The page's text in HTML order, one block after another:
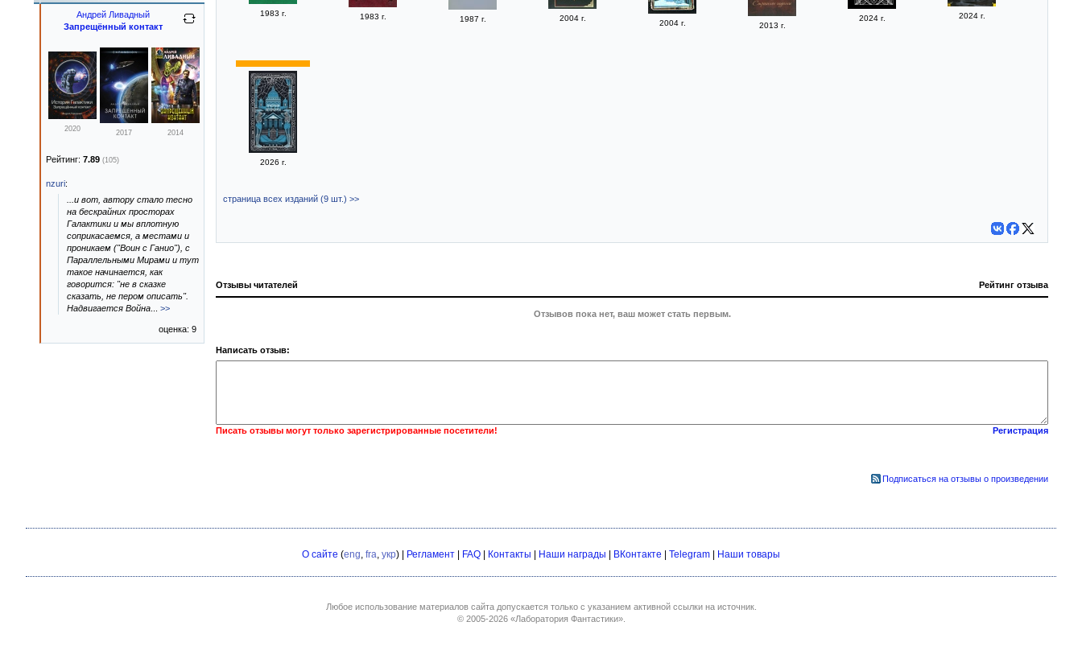
1983 г. 1983 г. 1987 г. 2004 г.
2004 г. 2013 г.
2024 г. 2024 г.
2026 г.
страница всех изданий (9 шт.) >>
Отзывы читателей Рейтинг отзыва
Отзывов пока нет, ваш может стать первым.
Написать отзыв:
Писать отзывы могут только зарегистрированные посетители! Регистрация
Подписаться на отзывы о произведении
Андрей Ливадный
Запрещённый контакт
2020 2017 2014
Рейтинг: 7.89 (105)
nzuri:
...и вот, автору стало тесно
на бескрайних просторах
Галактики и мы вплотную
соприкасаемся, а местами и
проникаем ("Воин с Ганио"), с
Параллельными Мирами и тут
такое начинается, как
говорится: "не в сказке
сказать, не пером описать".
Надвигается Война
>>
оценка: 9
О сайте (eng, fra, укр) | Регламент FAQ Контакты Наши награды ВКонтакте Telegram Наши товары
Любое использование материалов сайта допускается только с указанием активной ссылки на источник.
© 2005-2026 «Лаборатория Фантастики».